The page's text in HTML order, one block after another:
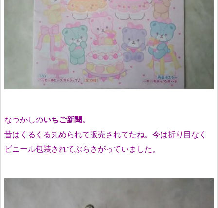
なつかしのいちご新聞。
昔は くるくる丸められて販売されてたね。今は折り目なく
ビニール包装されてぶらさがっていました。